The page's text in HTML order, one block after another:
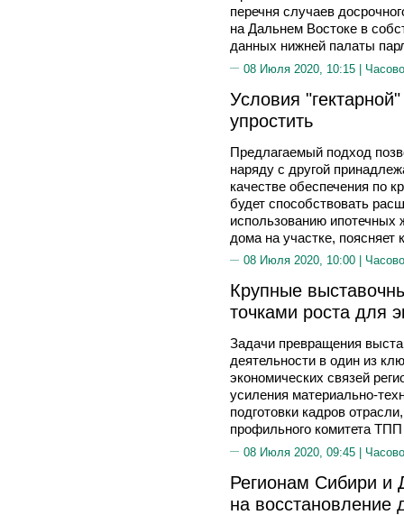
перечня случаев
на Дальнем Востоке в
данных нижней палаты
08 Июля 2020, 10:15 |
Условия
упростить
Предлагаемый подход
наряду с другой
качестве обеспечения по
будет способствовать
использованию ипотечных
дома на участке, поясняет
08 Июля 2020, 10:00 |
Крупные
точками роста для
Задачи превращения
деятельности в один из
экономических связей
усиления материально-
подготовки кадров
профильного комитета
08 Июля 2020, 09:45 |
Регионам Сибири
на восстановление